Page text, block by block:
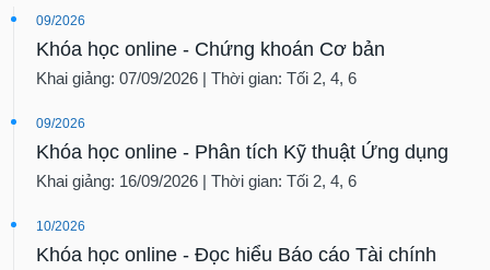
09/2026
Khóa học online - Chứng khoán Cơ bản
Khai giảng: 07/09/2026 | Thời gian: Tối 2, 4, 6
09/2026
Khóa học online - Phân tích Kỹ thuật Ứng dụng
Khai giảng: 16/09/2026 | Thời gian: Tối 2, 4, 6
10/2026
Khóa học online - Đọc hiểu Báo cáo Tài chính